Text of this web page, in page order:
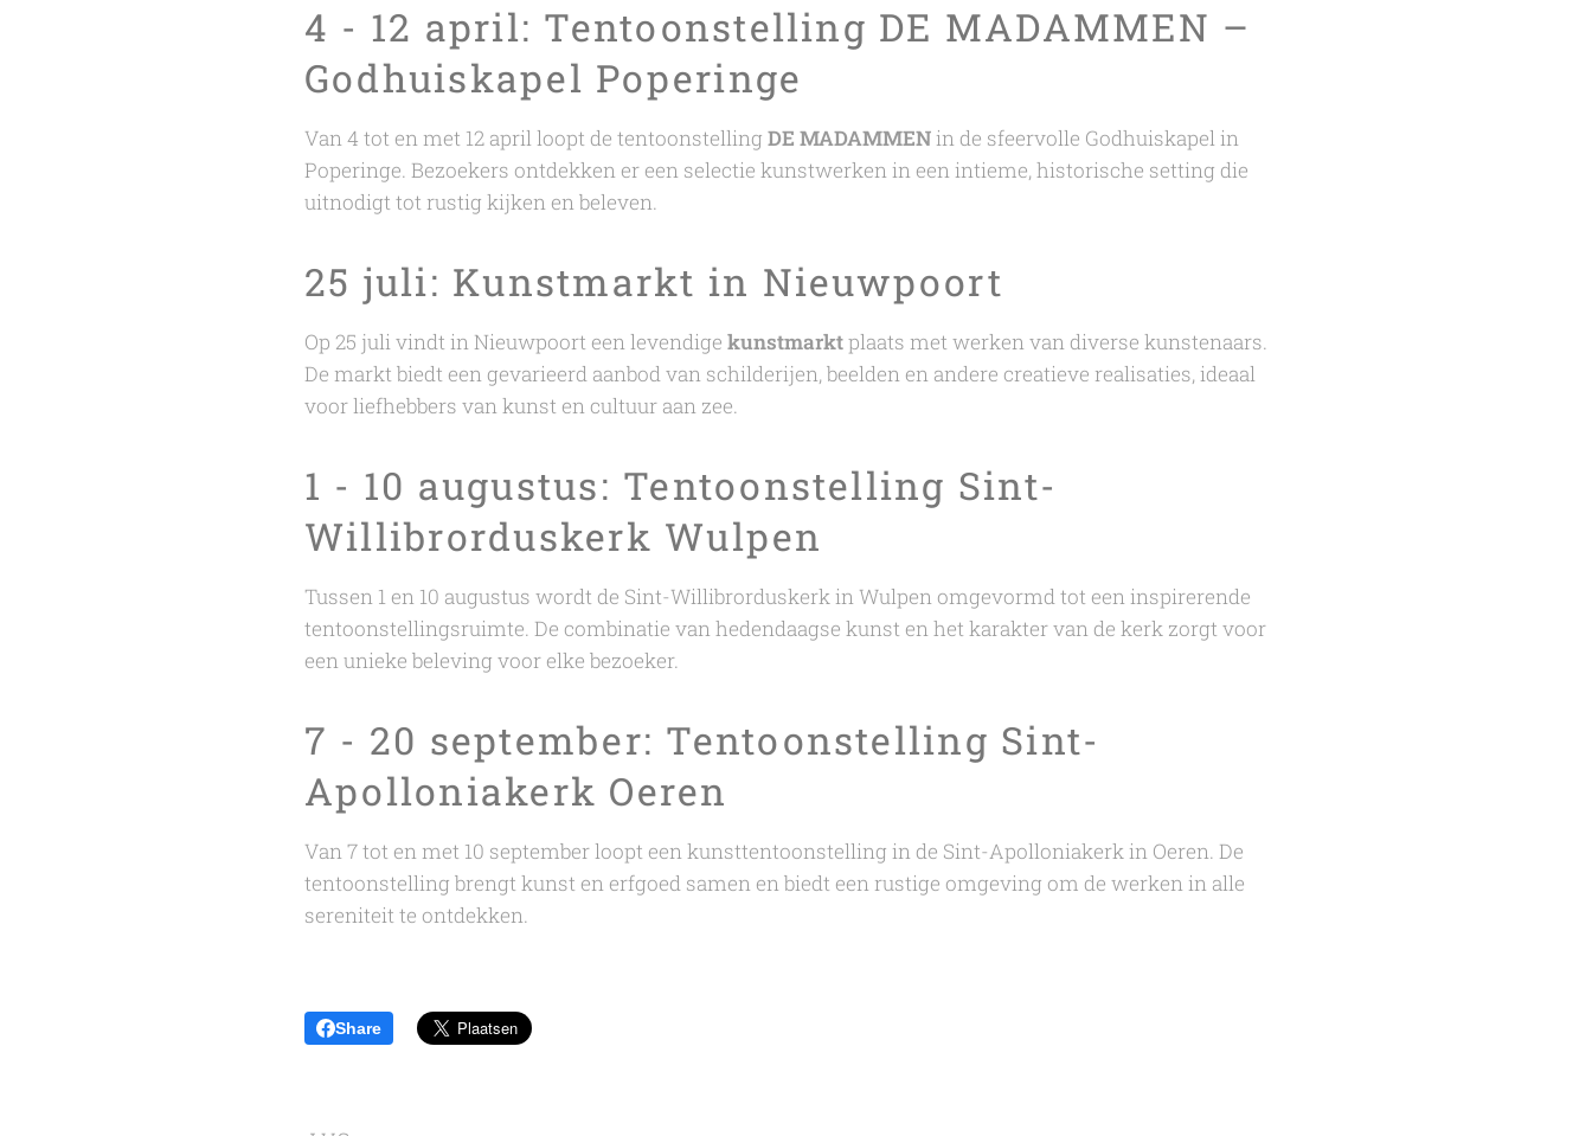
4 - 12 april: Tentoonstelling DE MADAMMEN –
Godhuiskapel Poperinge
Van 4 tot en met 12 april loopt de tentoonstelling DE MADAMMENin de sfeervolle Godhuiskapel in
Poperinge. Bezoekers ontdekken er een selectie kunstwerken in een intieme, historische setting die
uitnodigt tot rustig kijken en beleven.
25 juli: Kunstmarkt in Nieuwpoort
Op 25 juli vindt in Nieuwpoort een levendige kunstmarktplaats met werken van diverse kunstenaars.
De markt biedt een gevarieerd aanbod van schilderijen, beelden en andere creatieve realisaties, ideaal
voor liefhebbers van kunst en cultuur aan zee.
1 - 10 augustus: Tentoonstelling Sint-
Willibrorduskerk Wulpen
Tussen 1 en 10 augustus wordt de Sint-Willibrorduskerk in Wulpen omgevormd tot een inspirerende
tentoonstellingsruimte. De combinatie van hedendaagse kunst en het karakter van de kerk zorgt voor
een unieke beleving voor elke bezoeker.
7 - 20 september: Tentoonstelling Sint-
Apolloniakerk Oeren
Van 7 tot en met 10 september loopt een kunsttentoonstelling in de Sint-Apolloniakerk in Oeren. De
tentoonstelling brengt kunst en erfgoed samen en biedt een rustige omgeving om de werken in alle
sereniteit te ontdekken.
Share